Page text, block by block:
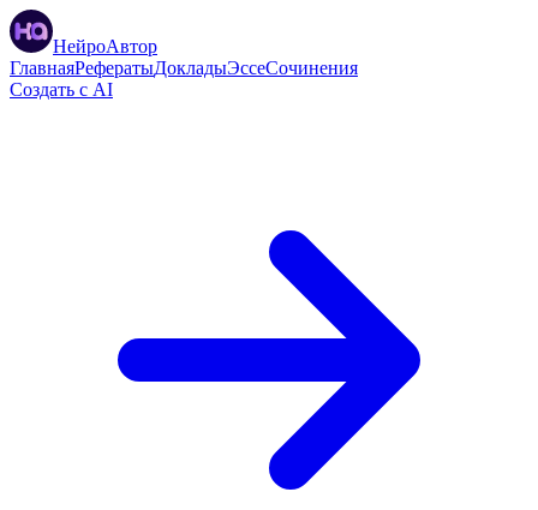
НейроАвтор
ГлавнаяРефератыДокладыЭссеСочинения
Создать с AI